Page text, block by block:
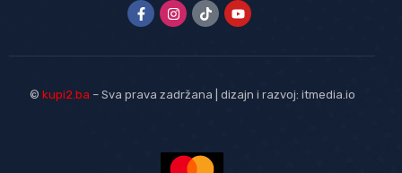
© kupi2.ba – Sva prava zadržana | dizajn i razvoj: itmedia.io